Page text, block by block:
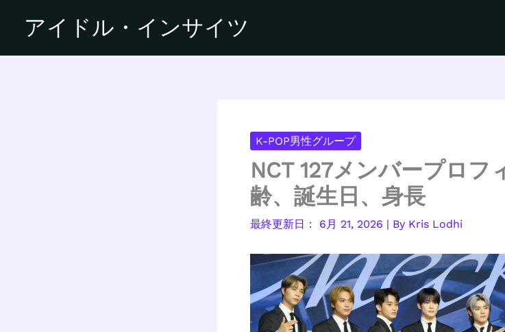
アイドル・インサイツ
K-POP男性グループ
NCT 127メンバープロフ
齢、誕生日、身長
6月 21, 2026 | By Kris Lodhi